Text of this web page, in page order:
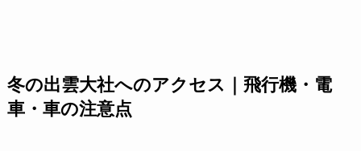
冬の出雲大社へのアクセス｜飛行機・電
車・車の注意点